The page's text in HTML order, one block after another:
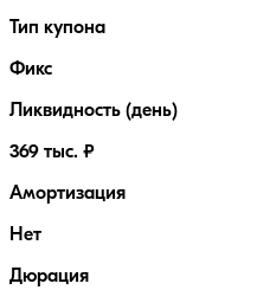
Тип купона
Фикс
Ликвидность (день)
369 тыс. ₽
Амортизация
Нет
Дюрация